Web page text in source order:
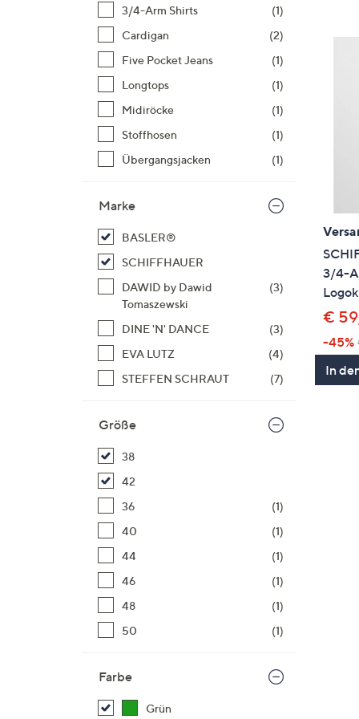
3/4-Arm Shirts
(1)
Cardigan
(2)
Five Pocket Jeans
(1)
Longtops
(1)
Midiröcke
(1)
Stoffhosen
(1)
Übergangsjacken
(1)
Marke
BASLER®
SCHIFFHAUER
DAWID by Dawid
Tomaszewski
(3)
DINE 'N' DANCE
(3)
EVA LUTZ
(4)
STEFFEN SCHRAUT
(7)
Größe
38
42
36
(1)
40
(1)
44
(1)
46
(1)
48
(1)
50
(1)
Farbe
Grün
3/4-
€
-45%
In